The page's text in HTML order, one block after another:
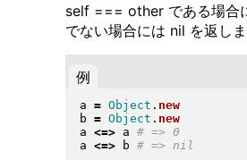
self === other である場合
でない場合には nil を返しま
例
a = Object . new
b = Object . new
a <=> a
a <=> b